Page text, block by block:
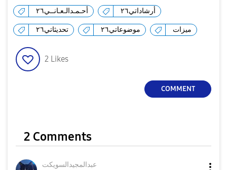
أحـمـدالـعـانــي٢٦ أرشاداتي٢٦
تحديثاتي٢٦ موضوعاتي٢٦ ميزات
2 Likes
COMMENT
2 Comments
عبدالمجيدالسويكت